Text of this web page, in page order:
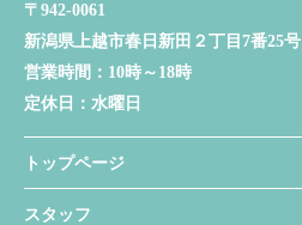
〒942-0061
新潟県上越市春日新田２丁目7番25号
営業時間： 10時～18時
定休日： 水曜日
トップページ
スタッフ